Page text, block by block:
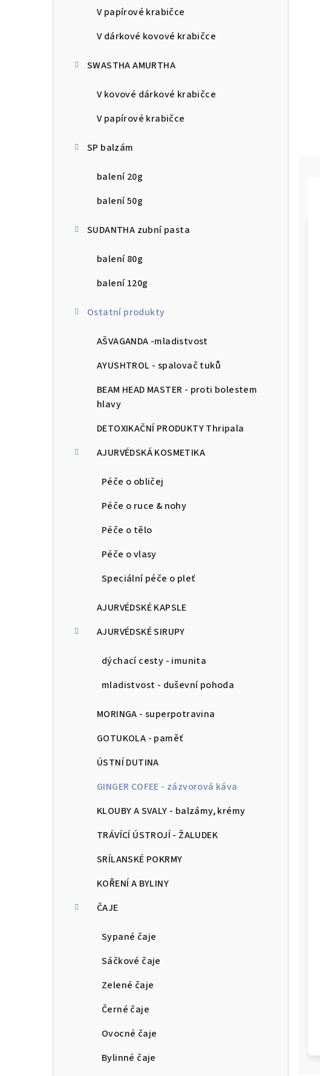
V papírové krabičce
V dárkové kovové krabičce
SWASTHA AMURTHA
V kovové dárkové krabičce
V papírové krabičce
SP balzám
balení 20g
balení 50g
SUDANTHA zubní pasta
balení 80g
balení 120g
Ostatní produkty
AŠVAGANDA -mladistvost
AYUSHTROL - spalovač tuků
BEAM HEAD MASTER - proti bolestem
hlavy
DETOXIKAČNÍ PRODUKTY Thripala
AJURVÉDSKÁ KOSMETIKA
Péče o obličej
Péče o ruce & nohy
Péče o tělo
Péče o vlasy
Speciální péče o pleť
AJURVÉDSKÉ KAPSLE
AJURVÉDSKÉ SIRUPY
dýchací cesty - imunita
mladistvost - duševní pohoda
MORINGA - superpotravina
GOTUKOLA - paměť
ÚSTNÍ DUTINA
GINGER COFEE - zázvorová káva
KLOUBY A SVALY - balzámy, krémy
TRÁVÍCÍ ÚSTROJÍ - ŽALUDEK
SRÍLANSKÉ POKRMY
KOŘENÍ A BYLINY
ČAJE
Sypané čaje
Sáčkové čaje
Zelené čaje
Černé čaje
Ovocné čaje
Bylinné čaje